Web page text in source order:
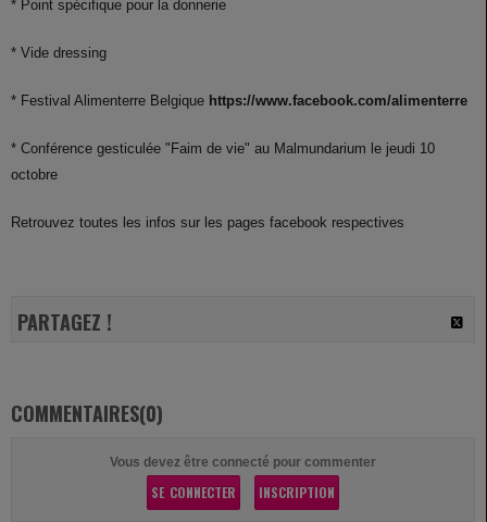
* Point spécifique pour la donnerie
* Vide dressing
* Festival Alimenterre Belgique https://www.facebook.com/alimenterre
* Conférence gesticulée "Faim de vie" au Malmundarium le jeudi 10
octobre
Retrouvez toutes les infos sur les pages facebook respectives
PARTAGEZ !
COMMENTAIRES(0)
Vous devez être connecté pour commenter
SE CONNECTER INSCRIPTION